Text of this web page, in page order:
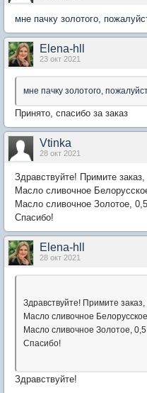
мне пачку золотого,
Elena-hll
23 окт 2021
мне пачку золотого,
Принято, спасибо за заказ
Vtinka
28 окт 2021
Здравствуйте! Примите
Масло сливочное
Масло сливочное Золотое,
Спасибо!
Elena-hll
28 окт 2021
Здравствуйте! Примите
Масло сливочное
Масло сливочное Золотое,
Спасибо!
Здравствуйте!